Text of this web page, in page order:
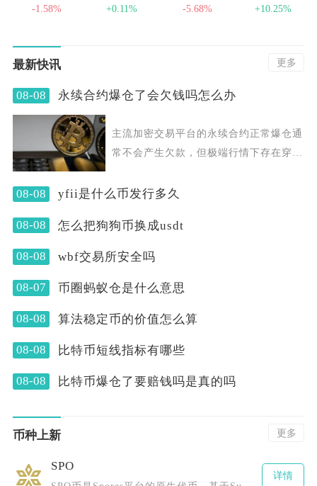
-1.58% +0.11% -5.68% +10.25%
最新快讯 更多
08-08 永续合约爆仓了会欠钱吗怎么办
主流加密交易平台的永续合约正常爆仓通
常不会产生欠款，但极端行情下存在穿仓
08-08 yfii是什么币发行多久
08-08 怎么把狗狗币换成usdt
08-08 wbf交易所安全吗
08-07 币圈蚂蚁仓是什么意思
08-08 算法稳定币的价值怎么算
08-08 比特币短线指标有哪些
08-08 比特币爆仓了要赔钱吗是真的吗
币种上新 更多
SPO
详情